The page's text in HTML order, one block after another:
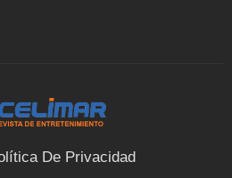
De Privacidad